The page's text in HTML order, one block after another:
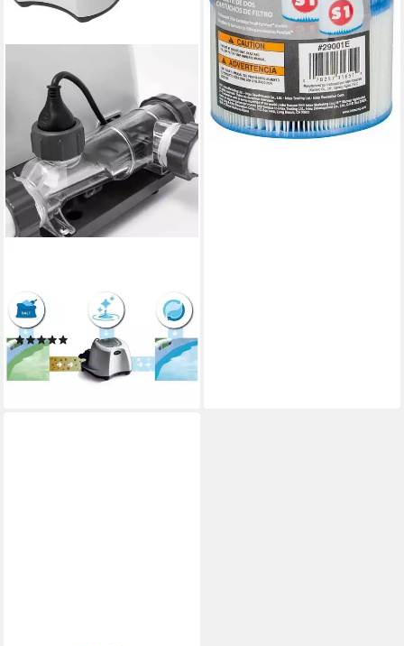
Salzwassersystem ECO
5220, 126668
ab 152,90 €
13,96 €mtl. in 12 Raten
lieferbar - in 3-4 Werktagen bei dir